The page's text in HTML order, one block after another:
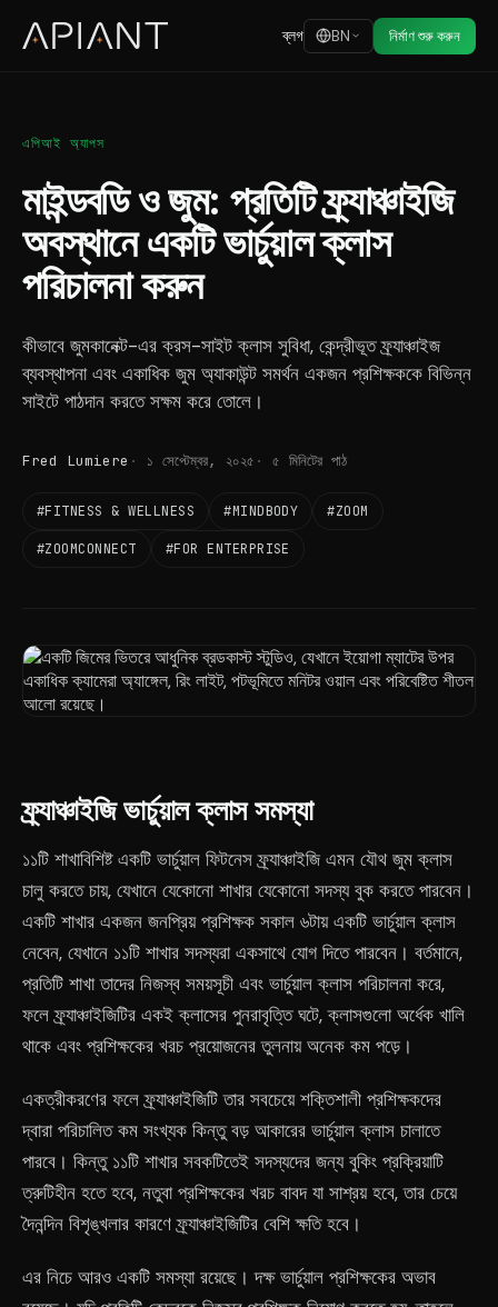
ব্লগ BN নির্মাণ শুরু করুন
এপিআই অ্যাপস
মাইন্ডবডি ও জুম: প্রতিটি ফ্র্যাঞ্চাইজি
অবস্থানে একটি ভার্চুয়াল ক্লাস
পরিচালনা করুন
কীভাবে জুমকানেক্ট-এর ক্রস-সাইট ক্লাস সুবিধা, কেন্দ্রীভূত ফ্র্যাঞ্চাইজ
ব্যবস্থাপনা এবং একাধিক জুম অ্যাকাউন্ট সমর্থন একজন প্রশিক্ষককে বিভিন্ন
সাইটে পাঠদান করতে সক্ষম করে তোলে।
Fred Lumiere ১ সেপ্টেম্বর, ২০২৫ ৫ মিনিটের পাঠ
#FITNESS & WELLNESS #MINDBODY #ZOOM
#ZOOMCONNECT #FOR ENTERPRISE
ফ্র্যাঞ্চাইজি ভার্চুয়াল ক্লাস সমস্যা
১১টি শাখাবিশিষ্ট একটি ভার্চুয়াল ফিটনেস ফ্র্যাঞ্চাইজি এমন যৌথ জুম ক্লাস
চালু করতে চায়, যেখানে যেকোনো শাখার যেকোনো সদস্য বুক করতে পারবেন।
একটি শাখার একজন জনপ্রিয় প্রশিক্ষক সকাল ৬টায় একটি ভার্চুয়াল ক্লাস
নেবেন, যেখানে ১১টি শাখার সদস্যরা একসাথে যোগ দিতে পারবেন। বর্তমানে,
প্রতিটি শাখা তাদের নিজস্ব সময়সূচী এবং ভার্চুয়াল ক্লাস পরিচালনা করে,
ফলে ফ্র্যাঞ্চাইজিটির একই ক্লাসের পুনরাবৃত্তি ঘটে, ক্লাসগুলো অর্ধেক খালি
থাকে এবং প্রশিক্ষকের খরচ প্রয়োজনের তুলনায় অনেক কম পড়ে।
একত্রীকরণের ফলে ফ্র্যাঞ্চাইজিটি তার সবচেয়ে শক্তিশালী প্রশিক্ষকদের
দ্বারা পরিচালিত কম সংখ্যক কিন্তু বড় আকারের ভার্চুয়াল ক্লাস চালাতে
পারবে। কিন্তু ১১টি শাখার সবকটিতেই সদস্যদের জন্য বুকিং প্রক্রিয়াটি
ত্রুটিহীন হতে হবে, নতুবা প্রশিক্ষকের খরচ বাবদ যা সাশ্রয় হবে, তার চেয়ে
দৈনন্দিন বিশৃঙ্খলার কারণে ফ্র্যাঞ্চাইজিটির বেশি ক্ষতি হবে।
এর নিচে আরও একটি সমস্যা রয়েছে। দক্ষ ভার্চুয়াল প্রশিক্ষকের অভাব